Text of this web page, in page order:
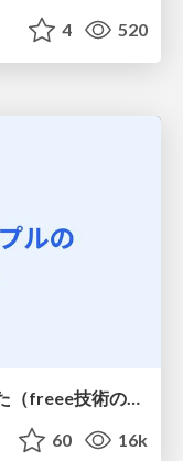
4 520
デザインプリンシプルのつくりかた（freee技術の日）
60 16k